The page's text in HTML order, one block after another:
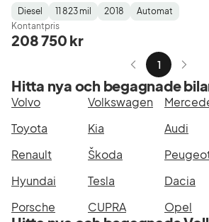
Fuel
Type:
Diesel
Mätarställning:
11 823 mil
Model
Year:
2018
Gearbox
Type:
Automat
Kontantpris
208 750 kr
1
Hitta nya och begagnade
Volvo Volkswagen
Toyota
Kia Audi
Renault
Škoda
Hyundai
Tesla Dacia
Porsche
CUPRA Opel